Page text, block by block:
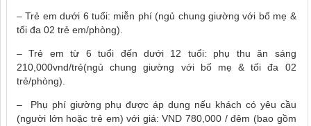
–Trẻ em dưới 6 tuổi: miễn phí (ngủ chung giường với bố mẹ &
tối đa 02 trẻ em/phòng).
– Trẻ em từ 6 tuổi đến dưới 12 tuổi: phụ thu ăn sáng
210,000vnd/trẻ(ngủ chung giường với bố mẹ & tối đa 02
trẻ/phòng).
– Phụ phí giường phụ được áp dụng nếu khách có yêu cầu
(người lớn hoặc trẻ em) với giá: VND 780,000 / đêm (bao gồm